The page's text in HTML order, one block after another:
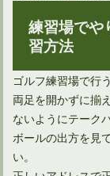
練習場でや
習方法
ゴルフ練習場で行
両足を開かずに揃
ないようにテーク
ボールの出方を見
い。